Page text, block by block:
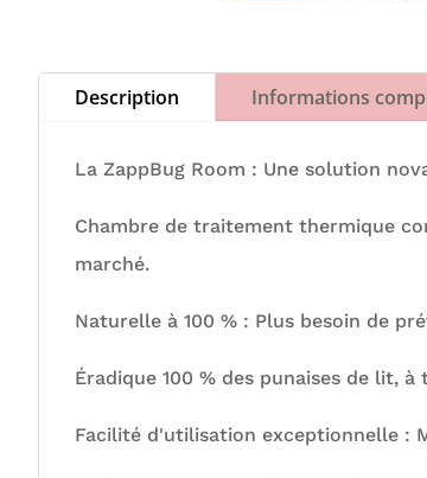
Description Informations
La ZappBug Room : Une solution
Chambre de traitement thermique
marché.
Naturelle à 100 % : Plus besoin de
Éradique 100 % des punaises de lit,
Facilité d'utilisation exceptionnelle :